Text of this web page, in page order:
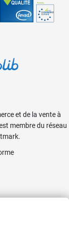
et de la vente à
membre du réseau